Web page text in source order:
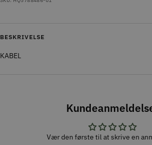
BESKRIVELSE
KABEL
Vær den første til at skrive en